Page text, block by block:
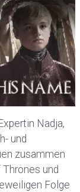
Nadja,
und
zusammen
und
Folge